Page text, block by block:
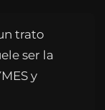
trato
ser la
y